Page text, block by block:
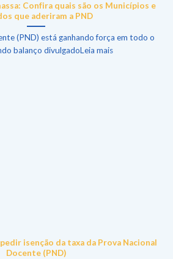
Confira quais são os Municípios e
que aderiram a PND
(PND) está ganhando força em todo o
balanço divulgadoLeia mais
isenção da taxa da Prova Nacional
Docente (PND)